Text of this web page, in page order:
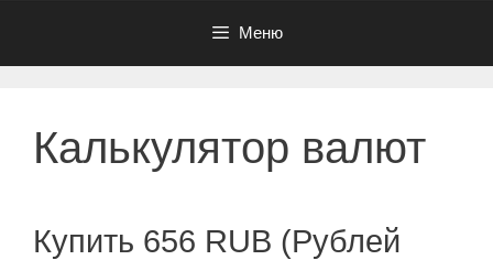
Меню
Калькулятор валют
Купить 656 RUB (Рублей